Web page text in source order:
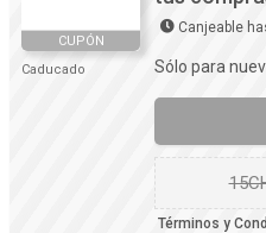
CUPÓN
Caducado
Canjeable
Sólo para
Términos y